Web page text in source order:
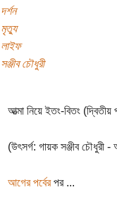
দর্শন
মৃত্যু
লাইফ
সঞ্জীব চৌধুরী
আত্মা নিয়ে ইতং-বিতং (দ্বিতীয়
(উৎসর্গ: গায়ক সঞ্জীব চৌধুরী
আগের পর্বেরপর ...